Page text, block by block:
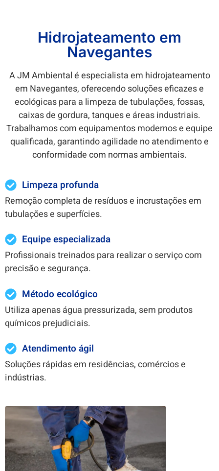
Hidrojateamento em
Navegantes
A JM Ambiental é especialista em hidrojateamento
em Navegantes, oferecendo soluções eficazes e
ecológicas para a limpeza de tubulações, fossas,
caixas de gordura, tanques e áreas industriais.
Trabalhamos com equipamentos modernos e equipe
qualificada, garantindo agilidade no atendimento e
conformidade com normas ambientais.
Limpeza profunda
Remoção completa de resíduos e incrustações em
tubulações e superfícies.
Equipe especializada
Profissionais treinados para realizar o serviço com
precisão e segurança.
Método ecológico
Utiliza apenas água pressurizada, sem produtos
químicos prejudiciais.
Atendimento ágil
Soluções rápidas em residências, comércios e
indústrias.